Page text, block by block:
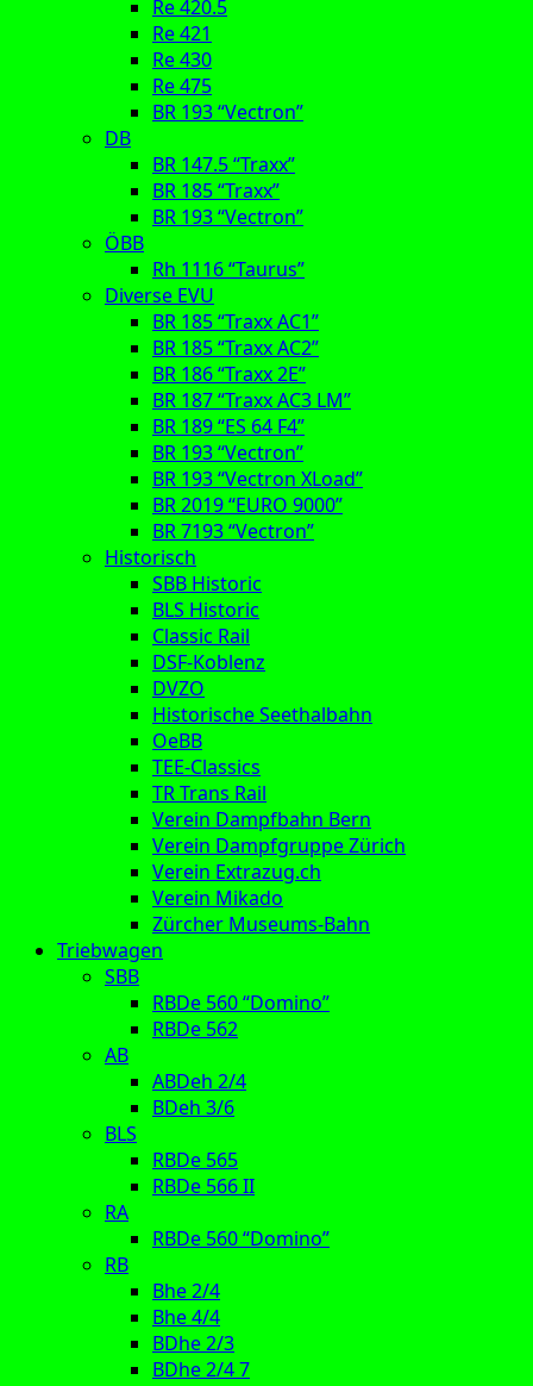
Re 420.5
Re 421
Re 430
Re 475
BR 193 “Vectron”
DB
BR 147.5 “Traxx”
BR 185 “Traxx”
BR 193 “Vectron”
ÖBB
Rh 1116 “Taurus”
Diverse EVU
BR 185 “Traxx AC1”
BR 185 “Traxx AC2”
BR 186 “Traxx 2E”
BR 187 “Traxx AC3 LM”
BR 189 “ES 64 F4”
BR 193 “Vectron”
BR 193 “Vectron XLoad”
BR 2019 “EURO 9000”
BR 7193 “Vectron”
Historisch
SBB Historic
BLS Historic
Classic Rail
DSF-Koblenz
DVZO
Historische Seethalbahn
OeBB
TEE-Classics
TR Trans Rail
Verein Dampfbahn Bern
Verein Dampfgruppe Zürich
Verein Extrazug.ch
Verein Mikado
Zürcher Museums-Bahn
Triebwagen
SBB
RBDe 560 “Domino”
RBDe 562
AB
ABDeh 2/4
BDeh 3/6
BLS
RBDe 565
RBDe 566 II
RA
RBDe 560 “Domino”
RB
Bhe 2/4
Bhe 4/4
BDhe 2/3
BDhe 2/4 7